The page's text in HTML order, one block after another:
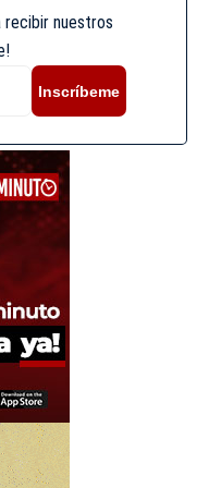
recibir nuestros
Inscríbeme